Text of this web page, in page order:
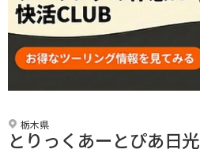
栃木県
とりっくあーとぴあ日光